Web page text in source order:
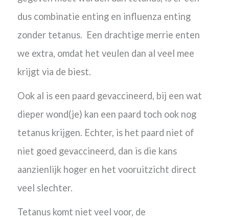
dus combinatie enting en influenza enting
zonder tetanus. Een drachtige merrie enten
we extra, omdat het veulen dan al veel mee
krijgt via de biest.
Ook al is een paard gevaccineerd, bij een wat
dieper wond(je) kan een paard toch ook nog
tetanus krijgen. Echter, is het paard niet of
niet goed gevaccineerd, dan is die kans
aanzienlijk hoger en het vooruitzicht direct
veel slechter.
Tetanus komt niet veel voor, de